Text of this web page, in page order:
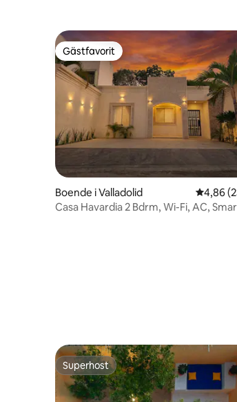
Gästfavorit
Gästfavorit
Boende i Valladolid 4,86 av
4,86
Casa Havardia 2 Bdrm, Wi-Fi, AC,
Superhost
Superhost